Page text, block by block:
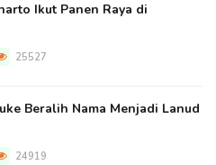
Ikut Panen Raya di
25527
Beralih Nama Menjadi Lanud
24919